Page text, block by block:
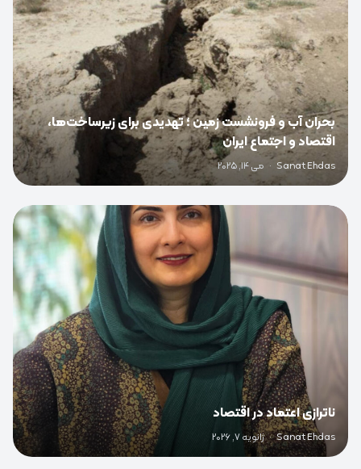
بحران آب و فرونشست زمین ؛ تهدیدی برای زیرساخت‌ها،
اقتصاد و اجتماع ایران
Sanat Ehdas
· می 14, 2025
ناترازی اعتماد در اقتصاد
Sanat Ehdas
· ژانویه 7, 2026